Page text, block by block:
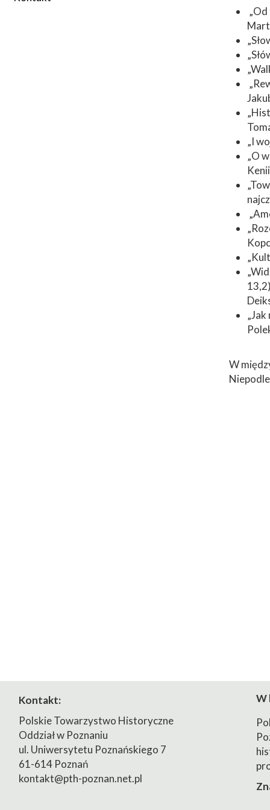
„I
„O
W
Kontakt:
Polskie Towarzystwo Historyczne
Oddział w Poznaniu
ul. Uniwersytetu Poznańskiego 7
61-614 Poznań
kontakt@pth-poznan.net.pl
W